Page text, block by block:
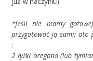
*jeśli nie mamy
przygotować ją sami;
:
2 łyżki oregano (lub